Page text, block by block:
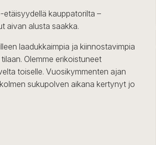
etäisyydellä kauppatorilta –
aivan alusta saakka.
laadukkaimpia ja kiinnostavimpia
Olemme erikoistuneet
toiselle. Vuosikymmenten ajan
sukupolven aikana kertynyt jo